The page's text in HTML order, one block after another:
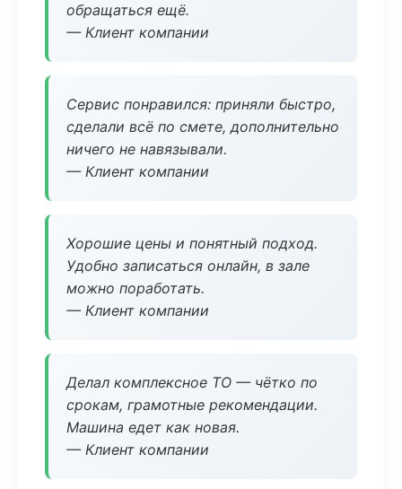
обращаться ещё.
— Клиент компании
Сервис понравился: приняли быстро,
сделали всё по смете, дополнительно
ничего не навязывали.
— Клиент компании
Хорошие цены и понятный подход.
Удобно записаться онлайн, в зале
можно поработать.
— Клиент компании
Делал комплексное ТО — чётко по
срокам, грамотные рекомендации.
Машина едет как новая.
— Клиент компании